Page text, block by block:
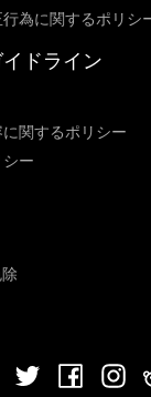
為に関するポリシ
ドライン
関するポリシー
ー